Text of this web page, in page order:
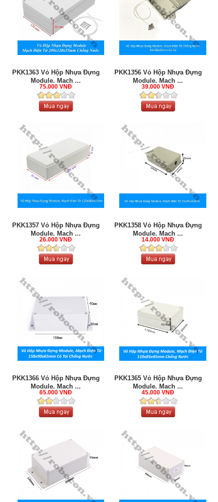
PKK1363 Vỏ Hộp Nhựa Đựng
Module, Mạch ...
75.000 VNĐ
PKK1356 Vỏ Hộp Nhựa Đựng
Module, Mạch ...
39.000 VNĐ
PKK1357 Vỏ Hộp Nhựa Đựng
Module, Mạch ...
26.000 VNĐ
PKK1358 Vỏ Hộp Nhựa Đựng
Module, Mạch ...
14.000 VNĐ
PKK1366 Vỏ Hộp Nhựa Đựng
Module, Mạch ...
65.000 VNĐ
PKK1365 Vỏ Hộp Nhựa Đựng
Module, Mạch ...
45.000 VNĐ